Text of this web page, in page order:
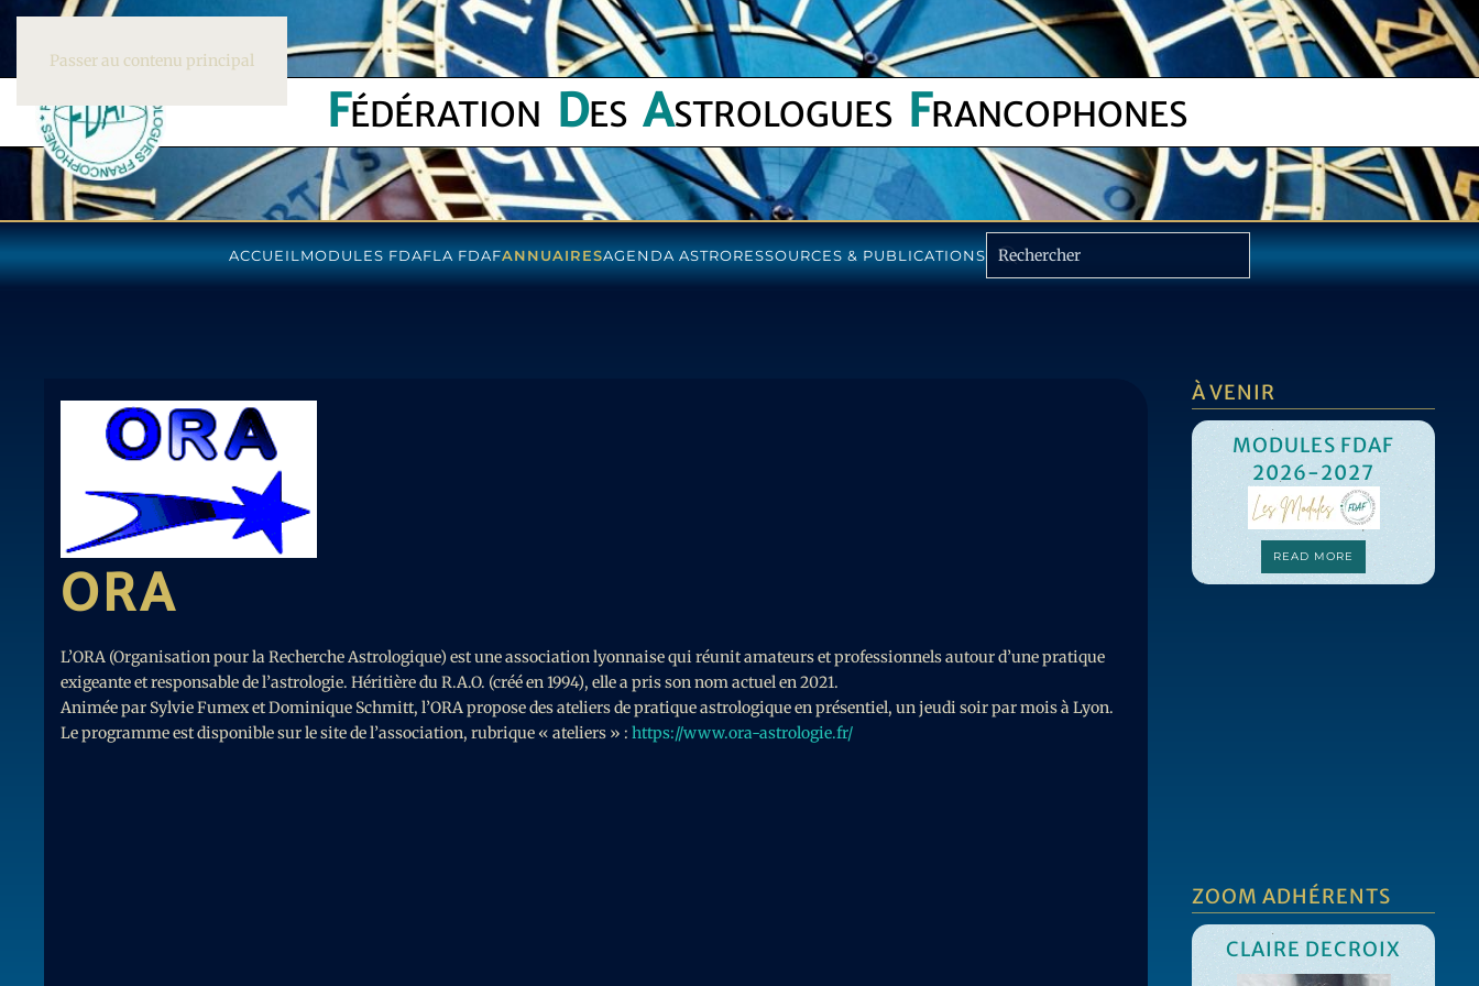
Passer au contenu principal
FÉDÉRATION DES ASTROLOGUES FRANCOPHONES
ACCUEIL MODULES FDAFLA FDAFANNUAIRESAGENDA ASTRORESSOURCES & PUBLICATIONS
ORA
L’ORA (Organisation pour la Recherche Astrologique) est une association lyonnaise qui réunit amateurs et professionnels autour d’une pratique
exigeante et responsable de l’astrologie. Héritière du R.A.O. (créé en 1994), elle a pris son nom actuel en 2021.
Animée par Sylvie Fumex et Dominique Schmitt, l’ORA propose des ateliers de pratique astrologique en présentiel, un jeudi soir par mois à Lyon.
Le programme est disponible sur le site de l’association, rubrique « ateliers » : https://www.ora-astrologie.fr/
À VENIR
MODULES FDAF
2026-2027
READ MORE
ZOOM ADHÉRENTS
CLAIRE DECROIX